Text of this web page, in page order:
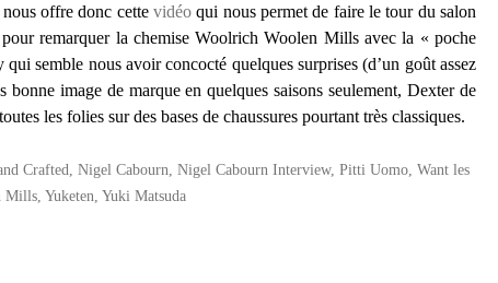
offre donc cettevidéo qui nous permet de faire le tour du salon
remarquer la chemise Woolrich Woolen Mills avec la « poche
semble nous avoir concocté quelques surprises (d’un goût assez
bonne image de marque en quelques saisons seulement, Dexter de
les folies sur des bases de chaussures pourtant très classiques.
Crafted Nigel Cabourn Nigel Cabourn Interview, Pitti Uomo Want les
Mills Yuketen Yuki Matsuda